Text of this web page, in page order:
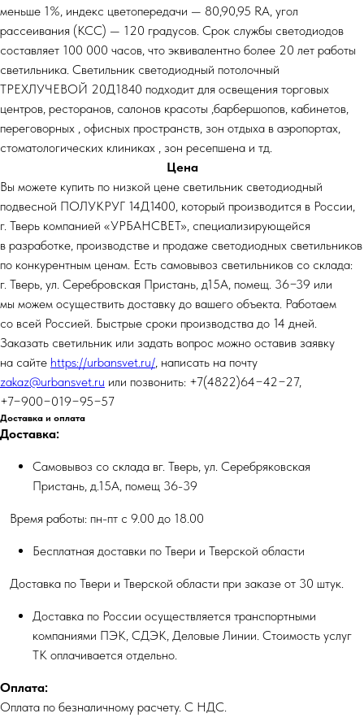
меньше 1%, индекс цветопередачи — 80,90,95 RA, угол
рассеивания (КСС) — 120 градусов. Срок службы светодиодов
составляет 100 000 часов, что эквивалентно более 20 лет работы
светильника. Светильник светодиодный потолочный
ТРЕХЛУЧЕВОЙ 20Д1840 подходит для освещения торговых
центров, ресторанов, салонов красоты ,барбершопов, кабинетов,
переговорных , офисных пространств, зон отдыха в аэропортах,
стоматологических клиниках , зон ресепшена и тд.
Цена
Вы можете купить по низкой цене светильник светодиодный
подвесной ПОЛУКРУГ 14Д1400, который производится в России,
г. Тверь компанией «УРБАНСВЕТ», специализирующейся
в разработке, производстве и продаже светодиодных светильников
по конкурентным ценам. Есть самовывоз светильников со склада:
г. Тверь, ул. Серебровская Пристань, д15А, помещ. 36−39 или
мы можем осуществить доставку до вашего объекта. Работаем
со всей Россией. Быстрые сроки производства до 14 дней.
Заказать светильник или задать вопрос можно оставив заявку
на сайте https://urbansvet.ru/, написать на почту
zakaz@urbansvet.ru или позвонить: +7(4822)64−42−27,
+7−900−019−95−57
Доставка и оплата
Доставка:
Самовывоз со склада вг. Тверь, ул. Серебряковская
Пристань, д.15А, помещ 36-39
Время работы: пн-пт с 9.00 до 18.00
Бесплатная доставки по Твери и Тверской области
Доставка по Твери и Тверской области при заказе от 30 штук.
Доставка по России осуществляется транспортными
компаниями ПЭК, СДЭК, Деловые Линии. Стоимость услуг
ТК оплачивается отдельно.
Оплата:
Оплата по безналичному расчету. С НДС.